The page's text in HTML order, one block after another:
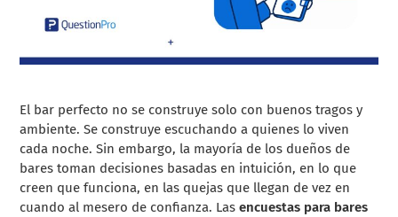
El bar perfecto no se construye solo con buenos tragos y
ambiente. Se construye escuchando a quienes lo viven
cada noche. Sin embargo, la mayoría de los dueños de
bares toman decisiones basadas en intuición, en lo que
creen que funciona, en las quejas que llegan de vez en
cuando al mesero de confianza. Lasencuestas para bares